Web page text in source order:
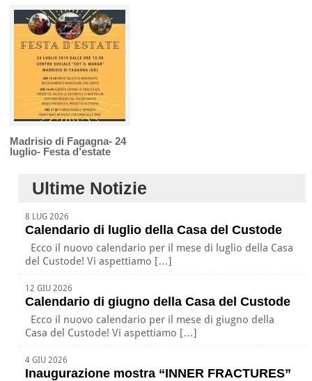
Madrisio di Fagagna- 24
luglio- Festa d’estate
Ultime Notizie
8 LUG 2026
Calendario di luglio della Casa del Custode
Ecco il nuovo calendario per il mese di luglio della Casa
del Custode! Vi aspettiamo […]
12 GIU 2026
Calendario di giugno della Casa del Custode
Ecco il nuovo calendario per il mese di giugno della
Casa del Custode! Vi aspettiamo […]
4 GIU 2026
Inaugurazione mostra “INNER FRACTURES”